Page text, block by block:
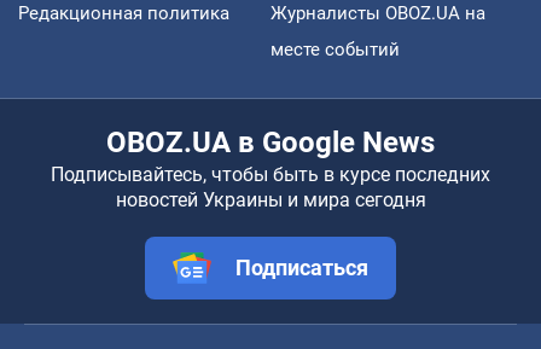
Редакционная политика
Журналисты OBOZ.UA на
месте событий
OBOZ.UA в Google News
Подписывайтесь, чтобы быть в курсе последних
новостей Украины и мира сегодня
Подписаться